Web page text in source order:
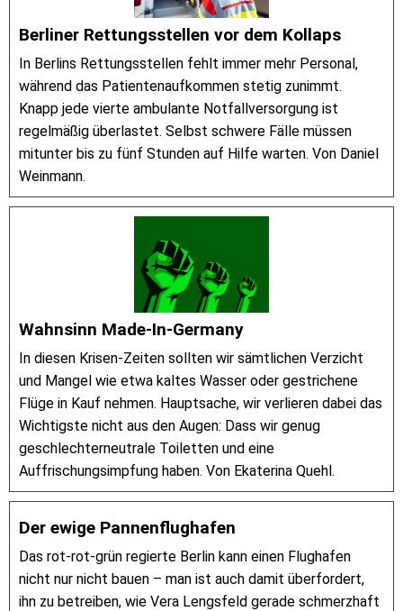
Berliner Rettungsstellen vor dem Kollaps
In Berlins Rettungsstellen fehlt immer mehr Personal,
während das Patientenaufkommen stetig zunimmt.
Knapp jede vierte ambulante Notfallversorgung ist
regelmäßig überlastet. Selbst schwere Fälle müssen
mitunter bis zu fünf Stunden auf Hilfe warten. Von Daniel
Weinmann.
Wahnsinn Made-In-Germany
In diesen Krisen-Zeiten sollten wir sämtlichen Verzicht
und Mangel wie etwa kaltes Wasser oder gestrichene
Flüge in Kauf nehmen. Hauptsache, wir verlieren dabei das
Wichtigste nicht aus den Augen: Dass wir genug
geschlechterneutrale Toiletten und eine
Auffrischungsimpfung haben. Von Ekaterina Quehl.
Der ewige Pannenflughafen
Das rot-rot-grün regierte Berlin kann einen Flughafen
nicht nur nicht bauen – man ist auch damit überfordert,
ihn zu betreiben, wie Vera Lengsfeld gerade schmerzhaft